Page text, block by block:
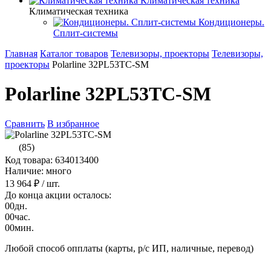
Климатическая техника
Кондиционеры.
Сплит-системы
Главная Каталог товаров Телевизоры, проекторы Телевизоры,
проекторы Polarline 32PL53TC-SM
Polarline 32PL53TC-SM
Сравнить В избранное
(85)
Код товара: 634013400
Наличие: много
13 964 ₽ / шт.
До конца акции осталось:
00дн.
00час.
00мин.
Любой способ опплаты (карты, р/с ИП, наличные, перевод)